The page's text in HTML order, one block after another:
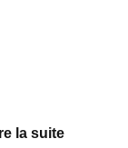
ans